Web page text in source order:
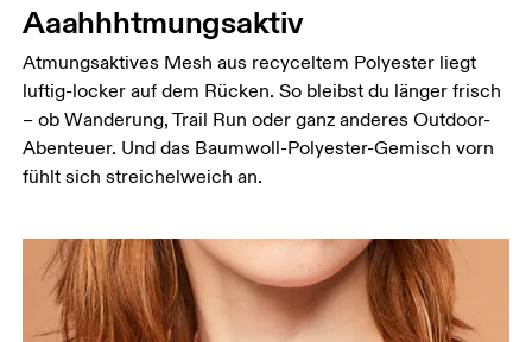
Aaahhhtmungsaktiv
Atmungsaktives Mesh aus recyceltem Polyester liegt
luftig-locker auf dem Rücken. So bleibst du länger frisch
– ob Wanderung, Trail Run oder ganz anderes Outdoor-
Abenteuer. Und das Baumwoll-Polyester-Gemisch vorn
fühlt sich streichelweich an.